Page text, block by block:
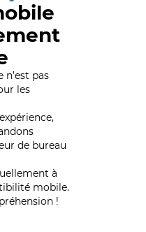
pas
les
de bureau
à
mobile.
!